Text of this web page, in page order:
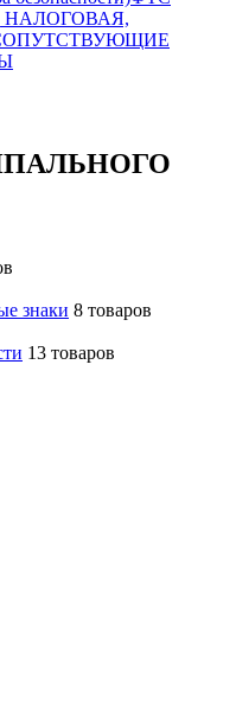
НАЛОГОВАЯ,
знаки 8 товаров
13 товаров